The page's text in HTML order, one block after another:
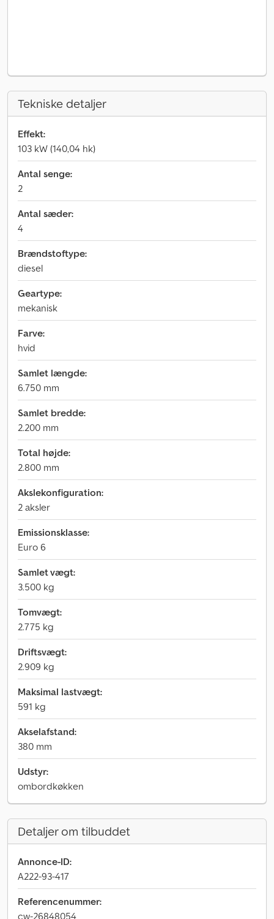
Tekniske detaljer
Effekt:
103 kW (140,04 hk)
Antal senge:
2
Antal sæder:
4
Brændstoftype:
diesel
Geartype:
mekanisk
Farve:
hvid
Samlet længde:
6.750 mm
Samlet bredde:
2.200 mm
Total højde:
2.800 mm
Akslekonfiguration:
2 aksler
Emissionsklasse:
Euro 6
Samlet vægt:
3.500 kg
Tomvægt:
2.775 kg
Driftsvægt:
2.909 kg
Maksimal lastvægt:
591 kg
Akselafstand:
380 mm
Udstyr:
ombordkøkken
Detaljer om tilbuddet
Annonce-ID:
A222-93-417
Referencenummer:
cw-26848054